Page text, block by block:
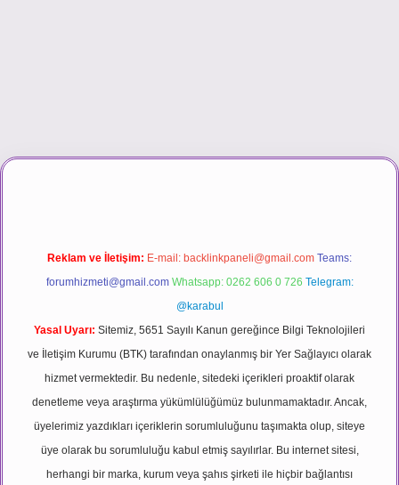
Reklam ve İletişim: E-mail: backlinkpaneli@gmail.com Teams:
forumhizmeti@gmail.com Whatsapp: 0262 606 0 726 Telegram:
@karabul
Yasal Uyarı: Sitemiz, 5651 Sayılı Kanun gereğince Bilgi Teknolojileri
ve İletişim Kurumu (BTK) tarafından onaylanmış bir Yer Sağlayıcı olarak
hizmet vermektedir. Bu nedenle, sitedeki içerikleri proaktif olarak
denetleme veya araştırma yükümlülüğümüz bulunmamaktadır. Ancak,
üyelerimiz yazdıkları içeriklerin sorumluluğunu taşımakta olup, siteye
üye olarak bu sorumluluğu kabul etmiş sayılırlar. Bu internet sitesi,
herhangi bir marka, kurum veya şahıs şirketi ile hiçbir bağlantısı